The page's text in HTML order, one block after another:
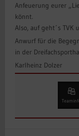
Anfeuerung eurer
könnt.
Also, auf geht´s TVK
Anwurf für die
in der
Karlheinz Dolzer